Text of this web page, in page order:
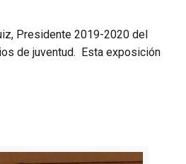
Presidente 2019-2020 del
de juventud. Esta exposición